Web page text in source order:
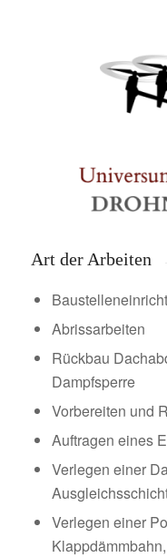
Art der Arbeiten
Abrissarbeiten
Rückbau
Dampfsperre
Vorbereiten und
Auftragen eines
Verlegen einer
Verlegen einer